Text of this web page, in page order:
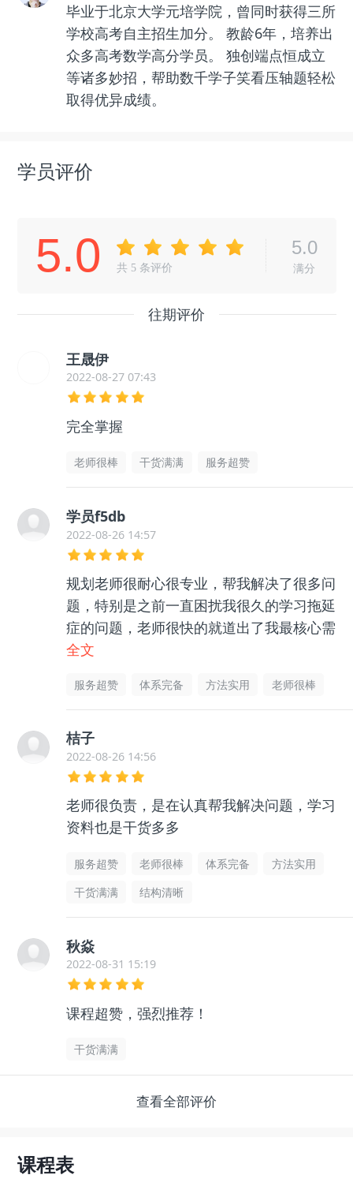
毕业于北京大学元培学院，曾同时获得三所
学校高考自主招生加分。 教龄6年，培养出
众多高考数学高分学员。 独创端点恒成立
等诸多妙招，帮助数千学子笑看压轴题轻松
取得优异成绩。
学员评价
5.0 共 5 条评价
5.0
满分
往期评价
王晟伊
2022-08-27 07:43
完全掌握
老师很棒 干货满满 服务超赞
学员f5db
2022-08-26 14:57
规划老师很耐心很专业，帮我解决了很多问
题，特别是之前一直困扰我很久的学习拖延
症的问题，老师很快的就道出了我最核心需
要解决的点，我照着做，真的让我不再那么
全文
服务超赞 体系完备 方法实用 老师很棒
桔子
2022-08-26 14:56
老师很负责，是在认真帮我解决问题，学习
资料也是干货多多
服务超赞 老师很棒 体系完备
方法实用
干货满满
结构清晰
秋焱
2022-08-31 15:19
课程超赞，强烈推荐！
干货满满
查看全部评价
课程表